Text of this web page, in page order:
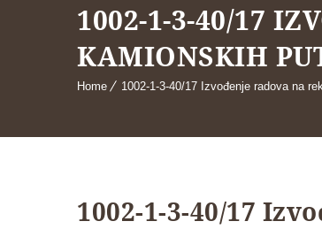
1002-1-3-40/17
KAMIONSKIH
Home 1002-1-3-40/17 Izvođenje radova na
1002-1-3-40/17